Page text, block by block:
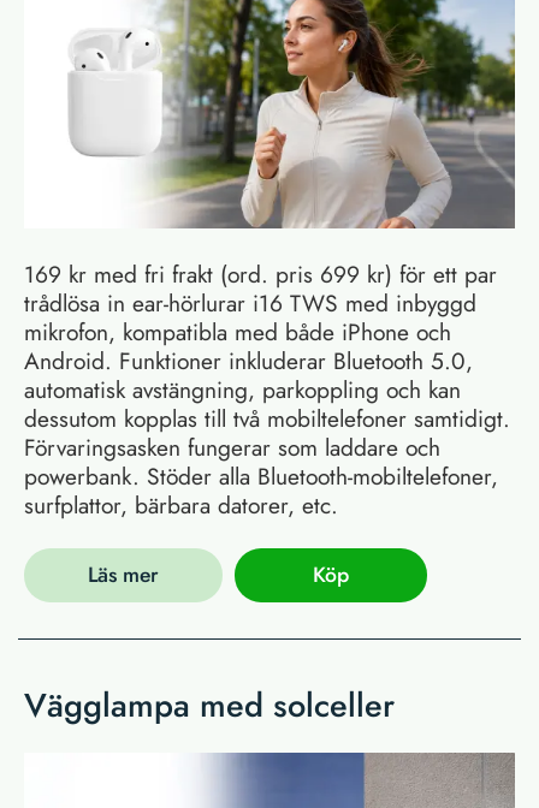
169 kr med fri frakt (ord. pris 699 kr) för ett par
trådlösa in ear-hörlurar i16 TWS med inbyggd
mikrofon, kompatibla med både iPhone och
Android. Funktioner inkluderar Bluetooth 5.0,
automatisk avstängning, parkoppling och kan
dessutom kopplas till två mobiltelefoner samtidigt.
Förvaringsasken fungerar som laddare och
powerbank. Stöder alla Bluetooth-mobiltelefoner,
surfplattor, bärbara datorer, etc.
Läs mer Köp
Vägglampa med solceller